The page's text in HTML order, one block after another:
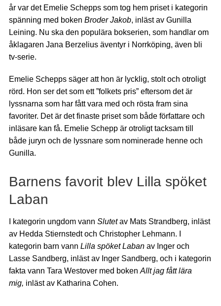
år var det Emelie Schepps som tog hem priset i kategorin
spänning med boken Broder Jakob, inläst av Gunilla
Leining. Nu ska den populära bokserien, som handlar om
åklagaren Jana Berzelius äventyr i Norrköping, även bli
tv-serie.
Emelie Schepps säger att hon är lycklig, stolt och otroligt
rörd. Hon ser det som ett ”folkets pris” eftersom det är
lyssnarna som har fått vara med och rösta fram sina
favoriter. Det är det finaste priset som både författare och
inläsare kan få. Emelie Schepp är otroligt tacksam till
både juryn och de lyssnare som nominerade henne och
Gunilla.
Barnens favorit blev Lilla spöket
Laban
I kategorin ungdom vann Slutetav Mats Strandberg, inläst
av Hedda Stiernstedt och Christopher Lehmann. I
kategorin barn vann Lilla spöket Laban av Inger och
Lasse Sandberg, inläst av Inger Sandberg, och i kategorin
fakta vann Tara Westover med boken Allt jag fått lära
mig, inläst av Katharina Cohen.